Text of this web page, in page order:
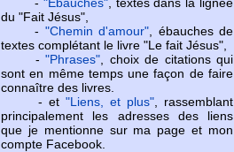
du "Fait Jésus",
- "Chemin d'amour" , ébauches de
textes complétant le livre "Le fait Jésus",
-"Phrases" , choix de citations qui
sont en même temps une façon de faire
connaître des livres.
- et "Liens, et plus" , rassemblant
principalement les adresses des liens
que je mentionne sur ma page et mon
compte Facebook.